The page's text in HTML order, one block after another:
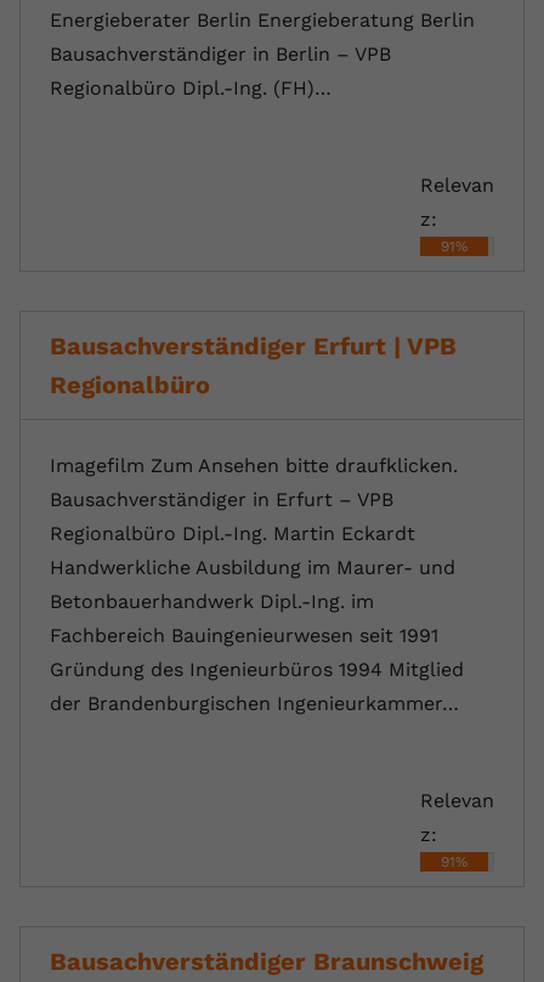
Energieberater Berlin Energieberatung Berlin
Bausachverständiger in Berlin – VPB
Regionalbüro Dipl.-Ing. (FH)…
Relevan
z:
91%
Bausachverständiger Erfurt | VPB
Regionalbüro
Imagefilm Zum Ansehen bitte draufklicken.
Bausachverständiger in Erfurt – VPB
Regionalbüro Dipl.-Ing. Martin Eckardt
Handwerkliche Ausbildung im Maurer- und
Betonbauerhandwerk Dipl.-Ing. im
Fachbereich Bauingenieurwesen seit 1991
Gründung des Ingenieurbüros 1994 Mitglied
der Brandenburgischen Ingenieurkammer…
Relevan
z:
91%
Bausachverständiger Braunschweig